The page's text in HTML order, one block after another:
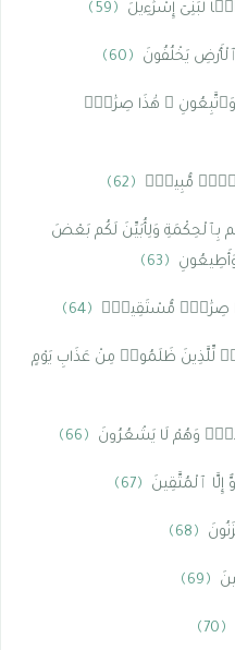
لِّبَنِىٓ إِسْرَٰٓءِيلَ ﴿59﴾
يَخْلُفُونَ ﴿60﴾
وَٱتَّبِعُونِ ۚ هَٰذَا صِرَٰطٌۭ
عَدُوٌّۭ مُّبِينٌۭ ﴿62﴾
بِٱلْحِكْمَةِ وَلِأُبَيِّنَ لَكُم بَعْضَ
﴿63﴾
هَٰذَا صِرَٰطٌۭ مُّسْتَقِيمٌۭ ﴿64﴾
لِّلَّذِينَ ظَلَمُوا۟ مِنْ عَذَابِ يَوْمٍ
وَهُمْ لَا يَشْعُرُونَ ﴿66﴾
ٱلْمُتَّقِينَ ﴿67﴾
﴿68﴾
﴿69﴾
﴿70﴾